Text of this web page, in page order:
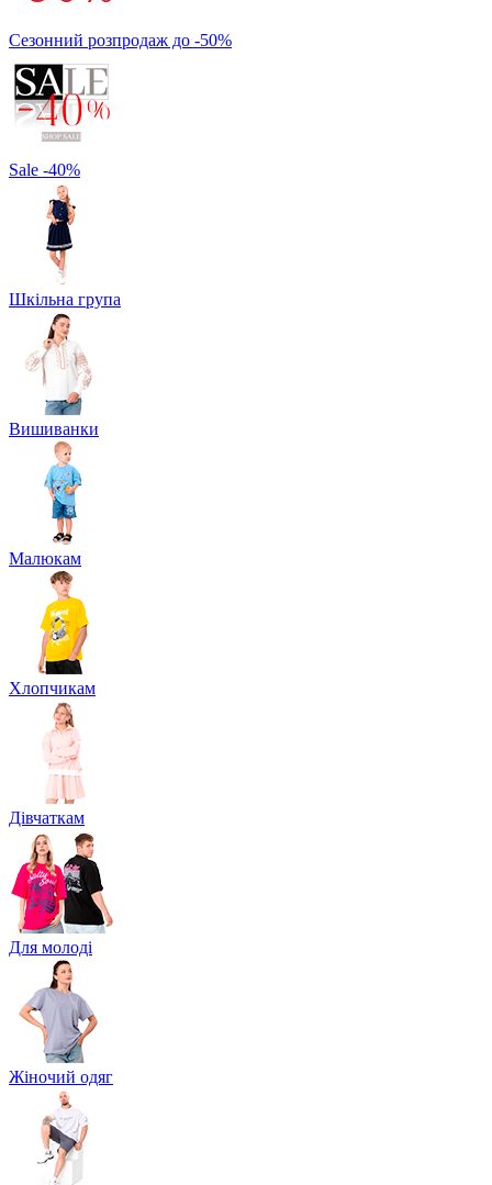
Сезонний розпродаж до -50%
Sale -40%
Шкільна група
Вишиванки
Малюкам
Хлопчикам
Дівчаткам
Для молоді
Жіночий одяг